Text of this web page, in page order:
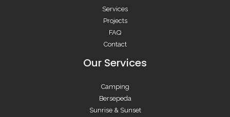
Services
Projects
FAQ
Contact
Our Services
Camping
Bersepeda
Sunrise & Sunset